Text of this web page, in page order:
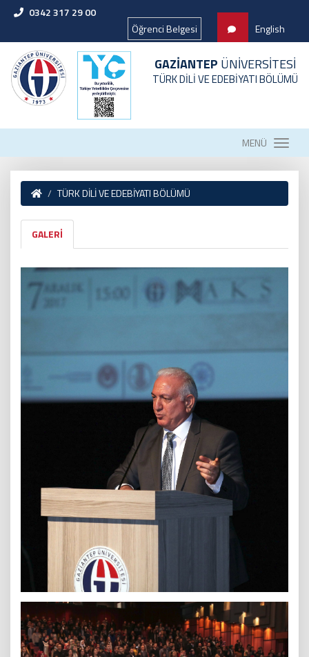
0342 317 29 00
Öğrenci Belgesi
English
GAZİANTEP ÜNİVERSİTESİ
TÜRK DİLİ VE EDEBİYATI BÖLÜMÜ
MENÜ
TÜRK DİLİ VE EDEBİYATI BÖLÜMÜ
GALERİ